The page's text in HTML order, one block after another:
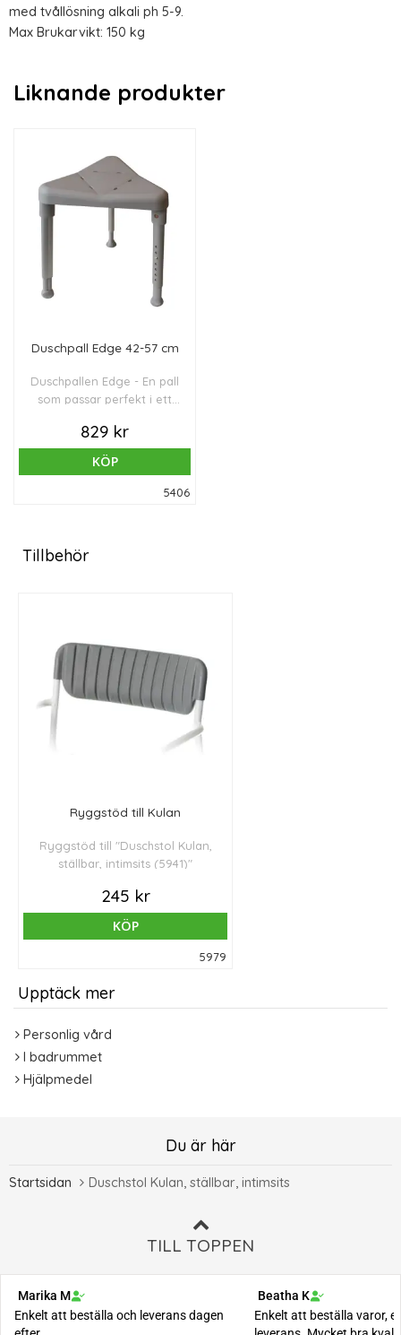
med tvållösning alkali ph 5-9.
Max Brukarvikt: 150 kg
Liknande produkter
Duschpall Edge 42-57 cm
Duschpallen Edge - En pall
som passar perfekt i ett
de tre benen, som är en
aning utåtsvängda för att
öka stabiliteten. Edge är
inställbar i höjdled från 42
Pallen levereras platt och
829 kr
KÖP
5406
Tillbehör
Ryggstöd till Kulan
Ryggstöd till "Duschstol Kulan,
ställbar, intimsits (5941)"
245 kr
KÖP
5979
Upptäck mer
Personlig vård
I badrummet
Hjälpmedel
Du är här
Startsidan Duschstol Kulan, ställbar, intimsits
TILL TOPPEN